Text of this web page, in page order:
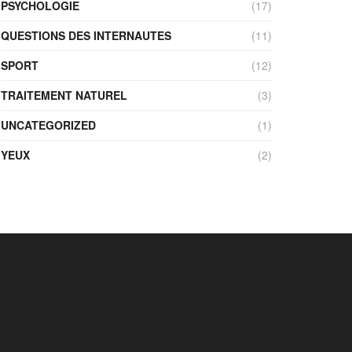
PSYCHOLOGIE
(17)
QUESTIONS DES INTERNAUTES
(11)
SPORT
(12)
TRAITEMENT NATUREL
(3)
UNCATEGORIZED
(1)
YEUX
(2)